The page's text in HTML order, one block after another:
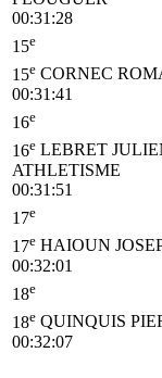
00:31:28
15e
15e CORNEC
00:31:41
16e
16e LEBRET
ATHLETISME
00:31:51
17e
17e HAIOUN
00:32:01
18e
18e QUINQUIS
00:32:07